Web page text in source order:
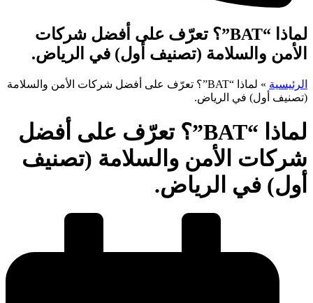
لماذا “BAT”؟ تعرّف على أفضل شركات
الأمن والسلامة (تصنيف أول) في الرياض.
الرئيسية »
لماذا “BAT”؟ تعرّف على أفضل شركات الأمن والسلامة
(تصنيف أول) في الرياض.
لماذا “BAT”؟ تعرّف على أفضل
شركات الأمن والسلامة (تصنيف
أول) في الرياض.